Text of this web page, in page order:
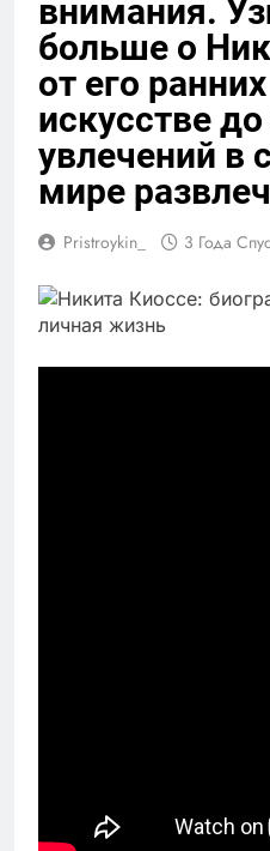
внимания.
больше о
от его
искусстве
увлечений в
мире
Pristroykin_ 3 Года